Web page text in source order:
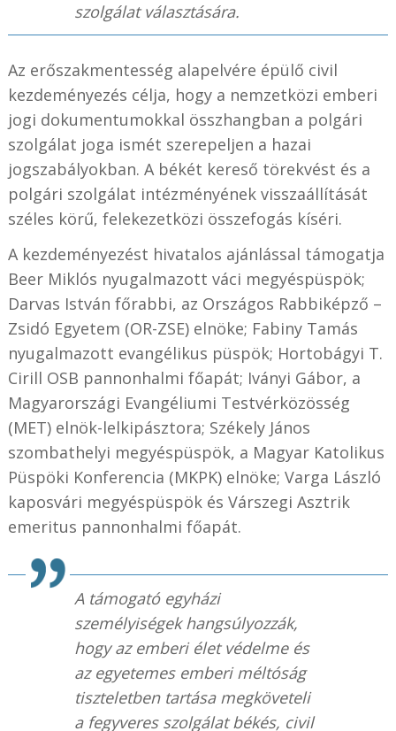
szolgálat választására.
Az erőszakmentesség alapelvére épülő civil
kezdeményezés célja, hogy a nemzetközi emberi
jogi dokumentumokkal összhangban a polgári
szolgálat joga ismét szerepeljen a hazai
jogszabályokban. A békét kereső törekvést és a
polgári szolgálat intézményének visszaállítását
széles körű, felekezetközi összefogás kíséri.
A kezdeményezést hivatalos ajánlással támogatja
Beer Miklós nyugalmazott váci megyéspüspök;
Darvas István főrabbi, az Országos Rabbiképző –
Zsidó Egyetem (OR-ZSE) elnöke; Fabiny Tamás
nyugalmazott evangélikus püspök; Hortobágyi T.
Cirill OSB pannonhalmi főapát; Iványi Gábor, a
Magyarországi Evangéliumi Testvérközösség
(MET) elnök-lelkipásztora; Székely János
szombathelyi megyéspüspök, a Magyar Katolikus
Püspöki Konferencia (MKPK) elnöke; Varga László
kaposvári megyéspüspök és Várszegi Asztrik
emeritus pannonhalmi főapát.
A támogató egyházi
személyiségek hangsúlyozzák,
hogy az emberi élet védelme és
az egyetemes emberi méltóság
tiszteletben tartása megköveteli
a fegyveres szolgálat békés, civil